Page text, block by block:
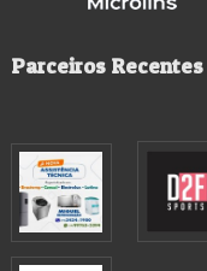
Parceiros Recentes